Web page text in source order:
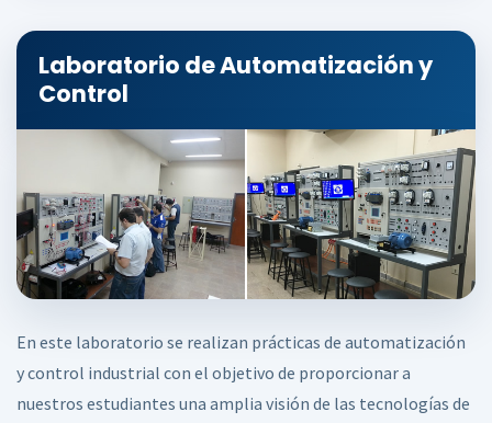
Laboratorio de Automatización y
Control
En este laboratorio se realizan prácticas de automatización
y control industrial con el objetivo de proporcionar a
nuestros estudiantes una amplia visión de las tecnologías de